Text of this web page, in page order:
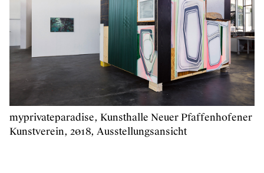
myprivateparadise, Kunsthalle Neuer Pfaffenhofener
Kunstverein, 2018, Ausstellungsansicht